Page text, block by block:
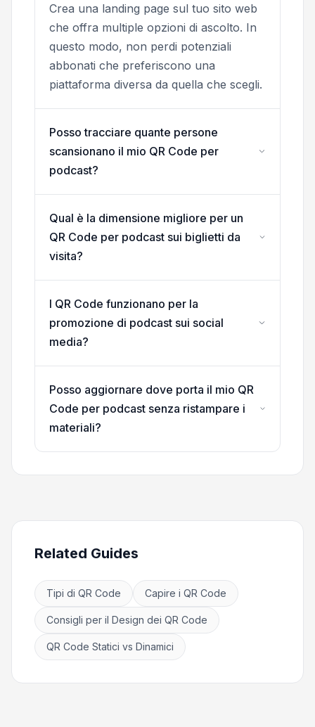
Crea una landing page sul tuo sito web
che offra multiple opzioni di ascolto. In
questo modo, non perdi potenziali
abbonati che preferiscono una
piattaforma diversa da quella che scegli.
Posso tracciare quante persone
scansionano il mio QR Code per
podcast?
Qual è la dimensione migliore per un
QR Code per podcast sui biglietti da
visita?
I QR Code funzionano per la
promozione di podcast sui social
media?
Posso aggiornare dove porta il mio QR
Code per podcast senza ristampare i
materiali?
Related Guides
Tipi di QR Code Capire i QR Code
Consigli per il Design dei QR Code
QR Code Statici vs Dinamici